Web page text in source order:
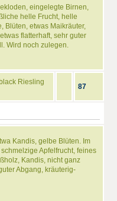
eingelegte Birnen,
helle Frucht, helle
Blüten, etwas Maikräuter,
flatterhaft, sehr guter
Wird noch zulegen.
Riesling
87
Kandis, gelbe Blüten. Im
Apfelfrucht, feines
Kandis, nicht ganz
Abgang, kräuterig-